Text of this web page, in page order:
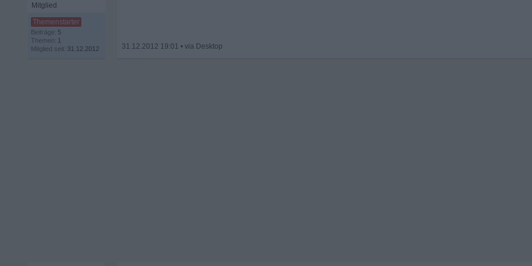
Mitglied
Beiträge: 5
Themen: 1
Mitglied seit: 31.12.2012 31.12.2012 19:01 •